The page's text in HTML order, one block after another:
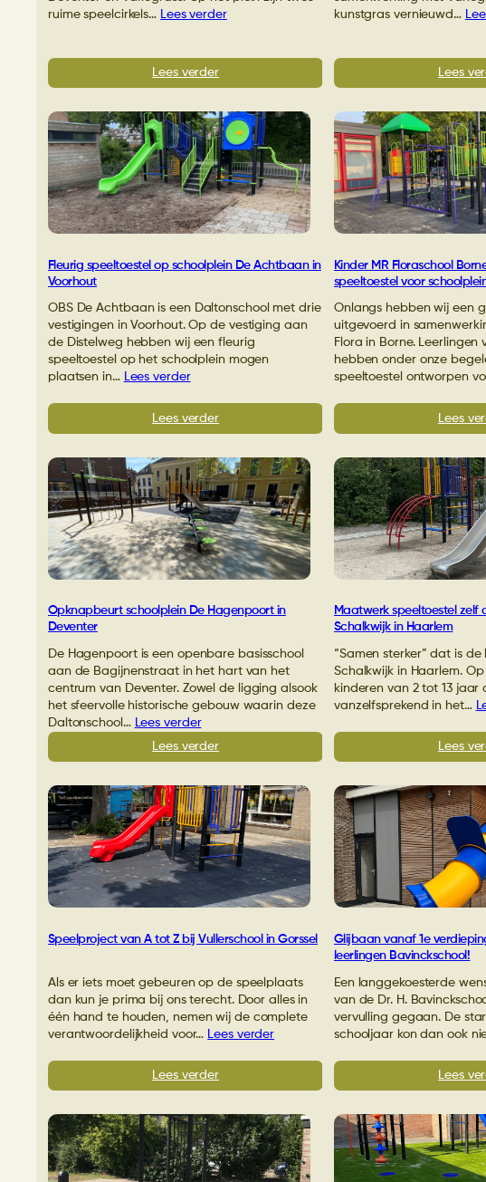
ruime speelcirkels…
Lees verder
Lees verder:
Natuurlijke
voor
sbo
Panta
rhei
in
Deventer
kunstgras vernieuwd…
Lees
Fleurig speeltoestel op schoolplein De Achtbaan in
Voorhout
OBS De Achtbaan is een Daltonschool met drie
vestigingen in Voorhout. Op de vestiging aan
de Distelweg hebben wij een fleurig
speeltoestel op het schoolplein mogen
plaatsen in… Lees verder
Lees verder:
Fleurig
op
schoolplein
De
Achtbaan
in
Voorhout
Kinder MR Floraschool
speeltoestel voor
Onlangs hebben wij een
uitgevoerd in
Flora in Borne. Leerlingen
hebben onder onze
speeltoestel ontworpen
Lees
Opknapbeurt schoolplein De Hagenpoort in
Deventer
De Hagenpoort is een openbare basisschool
aan de Bagijnenstraat in het hart van het
centrum van Deventer. Zowel de ligging alsook
het sfeervolle historische gebouw waarin deze
Daltonschool… Lees verder
Lees verder:
Opknapbeurt
De
Hagenpoort
in
Deventer
Maatwerk speeltoestel zelf
Schalkwijk in Haarlem
“Samen sterker” dat is
Schalkwijk in Haarlem.
kinderen van 2 tot 13 jaar
vanzelfsprekend in het…
Lees
Speelproject van A tot Z bij Vullerschool in Gorssel
Als er iets moet gebeuren op de speelplaats
dan kun je prima bij ons terecht. Door alles in
één hand te houden, nemen wij de complete
verantwoordelijkheid voor… Lees verder
Lees verder:
Speelproject
A
tot
Z
bij
Glijbaan vanaf 1e
leerlingen Bavinckschool!
Een langgekoesterde
van de Dr. H.
vervulling gegaan. De
schooljaar kon dan ook
Lees